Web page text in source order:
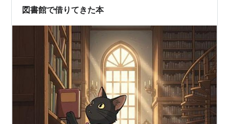
を樹脂製に変更しました。 「マイ箸運動」「洗い箸への
図書館で借りてきた本